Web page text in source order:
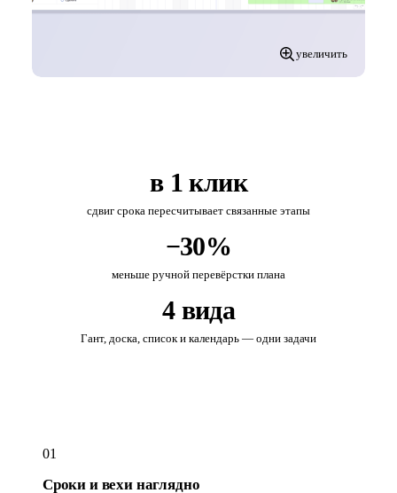
увеличить
в 1 клик
сдвиг срока пересчитывает связанные этапы
−30%
меньше ручной перевёрстки плана
4 вида
Гант, доска, список и календарь — одни задачи
01
Сроки и вехи наглядно